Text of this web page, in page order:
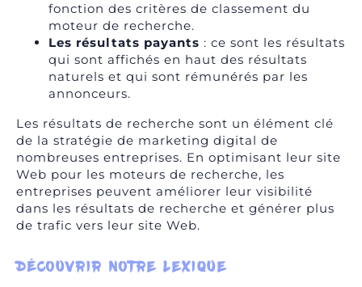
fonction des critères de classement du
moteur de recherche.
Les résultats payants : ce sont les résultats
qui sont affichés en haut des résultats
naturels et qui sont rémunérés par les
annonceurs.
Les résultats de recherche sont un élément clé
de la stratégie de marketing digital de
nombreuses entreprises. En optimisant leur site
Web pour les moteurs de recherche, les
entreprises peuvent améliorer leur visibilité
dans les résultats de recherche et générer plus
de trafic vers leur site Web.
DÉCOUVRIR NOTRE LEXIQUE